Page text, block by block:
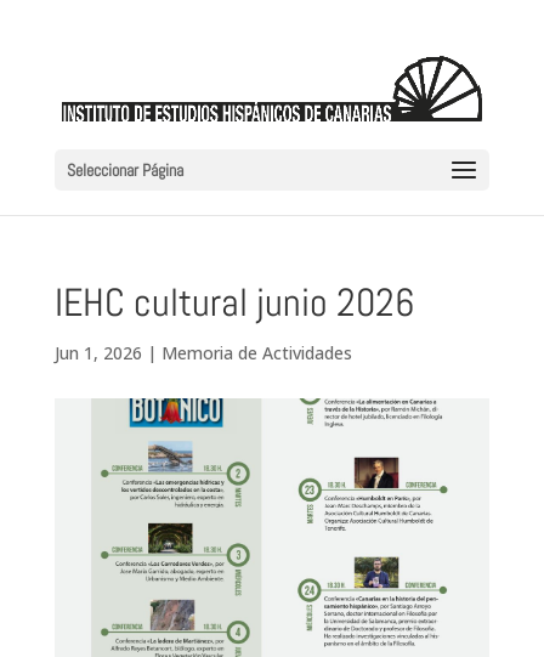
Seleccionar Página
IEHC cultural junio 2026
Jun 1, 2026 | Memoria de Actividades